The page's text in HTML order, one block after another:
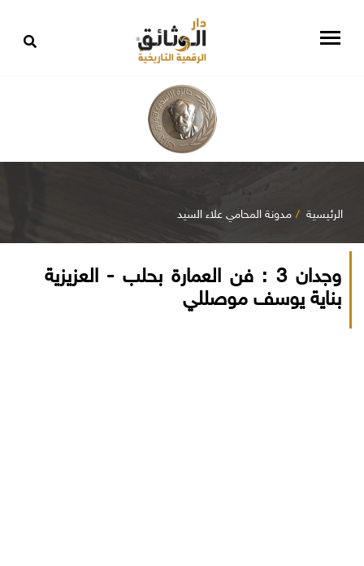
الرئيسية مدونة المحامي علاء السيد
وجدان 3 : فن العمارة بحلب - العزيزية
بناية يوسف موصللي